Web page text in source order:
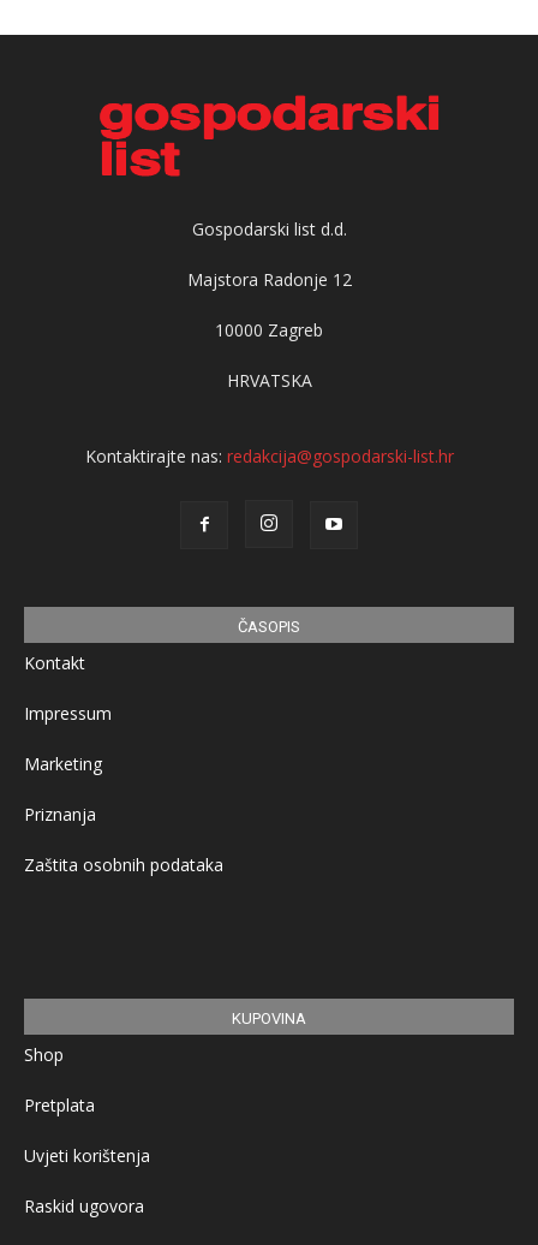
Gospodarski list d.d.
Majstora Radonje 12
10000 Zagreb
HRVATSKA
Kontaktirajte nas: redakcija@gospodarski-list.hr
ČASOPIS
Kontakt
Impressum
Marketing
Priznanja
Zaštita osobnih podataka
KUPOVINA
Shop
Pretplata
Uvjeti korištenja
Raskid ugovora